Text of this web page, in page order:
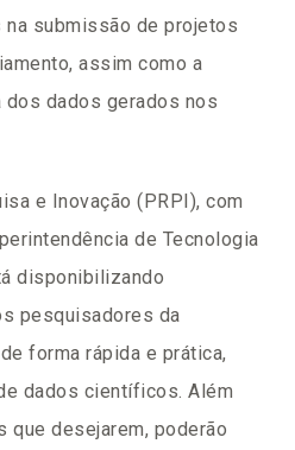
submissão de projetos
assim como a
dados gerados nos
e Inovação (PRPI), com
de Tecnologia
disponibilizando
pesquisadores da
forma rápida e prática,
dados científicos. Além
desejarem, poderão